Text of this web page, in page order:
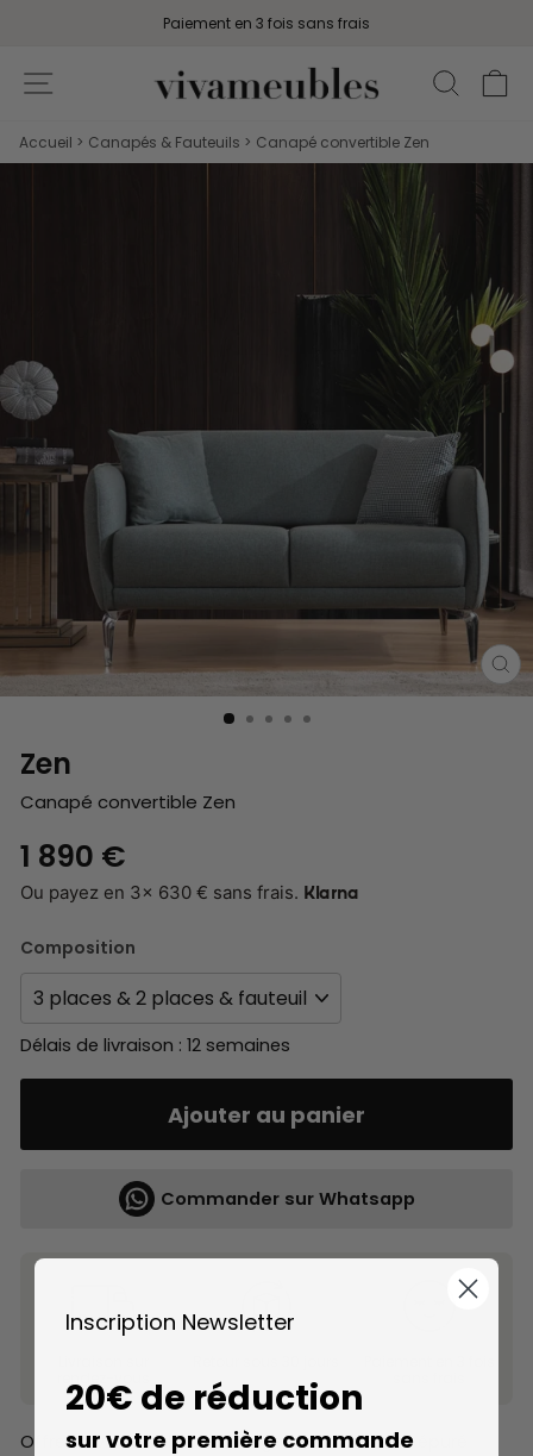
contenu
Pause
Paiement en 3 fois sans frais
Accueil Canapés & Fauteuils Canapé convertible Zen
Zen
Canapé convertible Zen
Prix
régulier
1 890 €
Ou payez en 3x 630 € sans frais. Klarna
Composition
Délais de livraison : 12 semaines
Ajouter au panier
Commander sur Whatsapp
Offrez à votre salon un design minimaliste et épuré
Inscription Newsletter
20€ de réduction
sur votre première commande